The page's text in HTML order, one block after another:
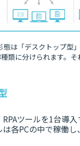
は「デスクトップ型
種類に分けられます。
ツールを1台導入
は各PCの中で稼働